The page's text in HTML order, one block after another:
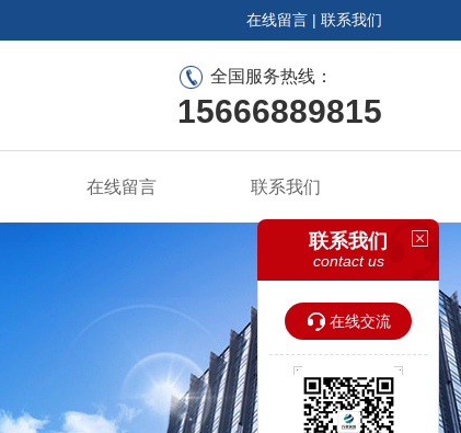
在线留言 | 联系我们
全国服务热线：
15666889815
在线留言 联系我们
联系我们
contact us
在线交流